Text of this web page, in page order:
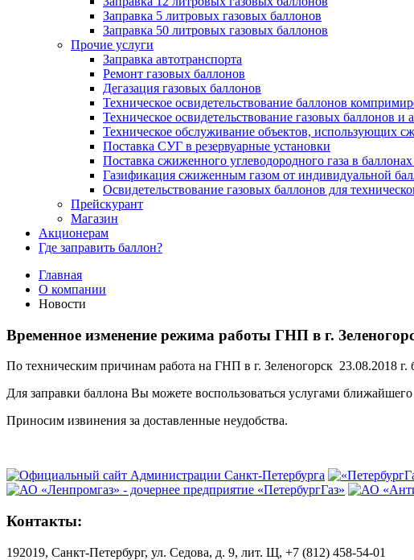
Заправка 5 литровых газовых баллонов
Заправка 50 литровых газовых баллонов
Прочие услуги
Заправка автотранспорта
Ремонт газовых баллонов
Дегазация газовых баллонов
Техническое освидетельствование баллонов
Техническое освидетельствование газовых баллонов
Техническое обслуживание объектов, использующих
Поставка СУГ в резервуарные установки
Поставка сжиженного углеводородного газа в
Газификация сжиженным газом от индивидуальной
Освидетельствование газовых баллонов для
Прейскурант
Магазин
Акционерам
Где заправить баллон?
Главная
О компании
Новости
Временное изменение режима работы ГНП в г.
По техническим причинам работа на ГНП в г. Зеленогорск 23.08.2018 г.
Для заправки баллона Вы можете воспользоваться услугами
Приносим извинения за доставленные неудобства.
Контакты:
192019, Санкт-Петербург, ул. Седова, д. 9, лит. Щ, +7 (812) 458-54-01